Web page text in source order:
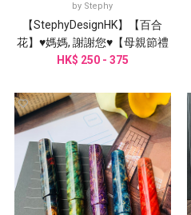
by Stephy
【StephyDesignHK】【百合
花】♥媽媽, 謝謝您♥【母親節禮
物】絲巾禮盒
HK$ 250 - 375